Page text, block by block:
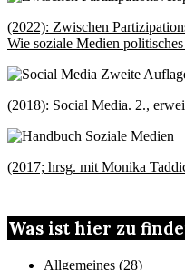
(2022): Zwischen
Wie soziale Medien
(2018): Social Media. 2.,
(2017; hrsg. mit Monika
Was ist hier zu
Allgemeines (28)